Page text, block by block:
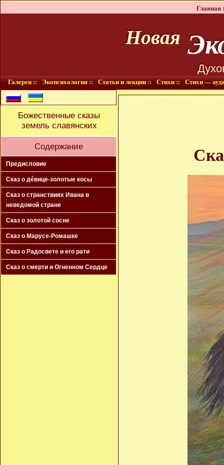
Главная
Новая
Галереи :: Экопсихология :: Статьи и лекции :: Стихи :: Стихи —
Божественные сказы
земель славянских
Содержание
Предисловие
Сказ о дéвице-золотые косы
Сказ о странствиях Ивана в
неведомой стране
Сказ о золотой сосне
Сказ о Марусе-Ромашке
Сказ о Радосвете и его рати
Сказ о смерти и Огненном Сердце